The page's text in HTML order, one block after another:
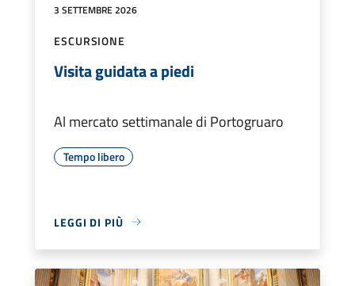
3 SETTEMBRE 2026
ESCURSIONE
Visita guidata a piedi
Al mercato settimanale di Portogruaro
Tempo libero
LEGGI DI PIÙ